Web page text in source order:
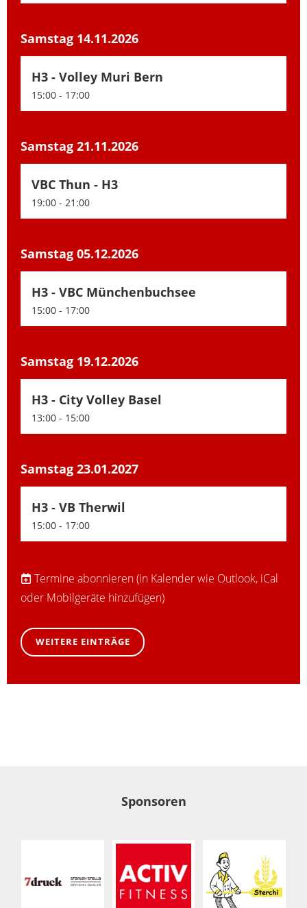
Samstag 14.11.2026
H3 - Volley Muri Bern
15:00 - 17:00
Samstag 21.11.2026
VBC Thun - H3
19:00 - 21:00
Samstag 05.12.2026
H3 - VBC Münchenbuchsee
15:00 - 17:00
Samstag 19.12.2026
H3 - City Volley Basel
13:00 - 15:00
Samstag 23.01.2027
H3 - VB Therwil
15:00 - 17:00
Termine abonnieren(in Kalender wie Outlook, iCal
oder Mobilgeräte hinzufügen)
WEITERE EINTRÄGE
Sponsoren